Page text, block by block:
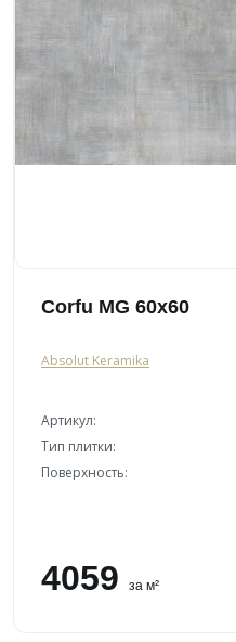
Corfu MG 60x60
Absolut Keramika
Артикул:
Тип плитки:
Поверхность:
4059 за м²